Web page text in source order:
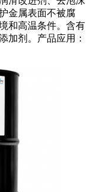
金属表面不被腐
和高温条件。含有
加剂。产品应用：